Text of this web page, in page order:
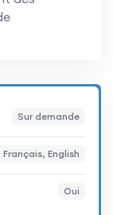
Sur demande
English
Oui